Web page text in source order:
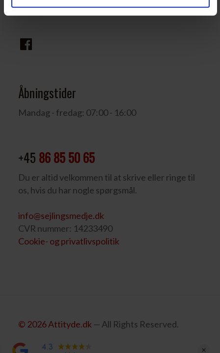
Åbningstider
Mandag - fredag: 07:00 - 16:00
+45 86 85 50 65
Du er altid velkommen til at skrive eller ringe til
os, hvis du har nogle spørgsmål.
info@sejlingsmedje.dk
CVR nummer: 14233490
Cookie- og privatlivspolitik
© 2026 Attityde.dk — All Rights Reserved.
4.3